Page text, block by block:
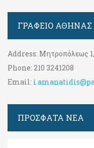
ΓΡΑΦΕΊΟ ΑΘΉΝΑΣ
Address: Μητροπόλεως
Phone: 210 3241208
Email:
ΠΡΟΣΦΑΤΑ ΝΕΑ